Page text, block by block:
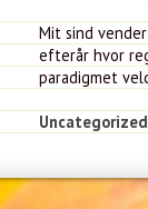
Mit sind
efterår hvor
paradigmet
Uncategorized